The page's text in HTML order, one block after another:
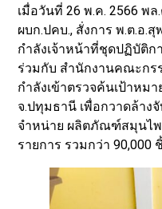
เมื่อวันที่ 26 พ.ค. 2566 พ
ผบก.ปคบ., สั่งการ พ.ต.อ.
กำลังเจ้าหน้าที่ชุดปฏิบัติก
ร่วมกับ สำนักงานคณะกร
กำลังเข้าตรวจค้นเป้าหม
จ.ปทุมธานี เพื่อกวาดล้าง
จำหน่าย ผลิตภัณฑ์สมุนไพ
รายการ รวมกว่า 90,000